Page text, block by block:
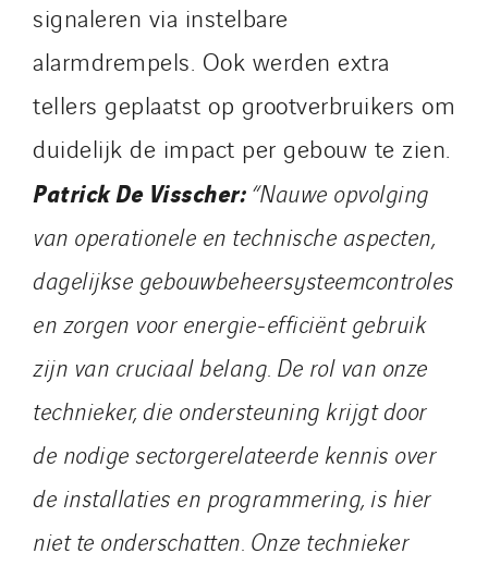
signaleren via instelbare
alarmdrempels. Ook werden extra
tellers geplaatst op grootverbruikers om
duidelijk de impact per gebouw te zien.
Patrick De Visscher:“Nauwe opvolging
van operationele en technische aspecten,
dagelijkse gebouwbeheersysteemcontroles
en zorgen voor energie-efficiënt gebruik
zijn van cruciaal belang. De rol van onze
technieker, die ondersteuning krijgt door
de nodige sectorgerelateerde kennis over
de installaties en programmering, is hier
niet te onderschatten. Onze technieker